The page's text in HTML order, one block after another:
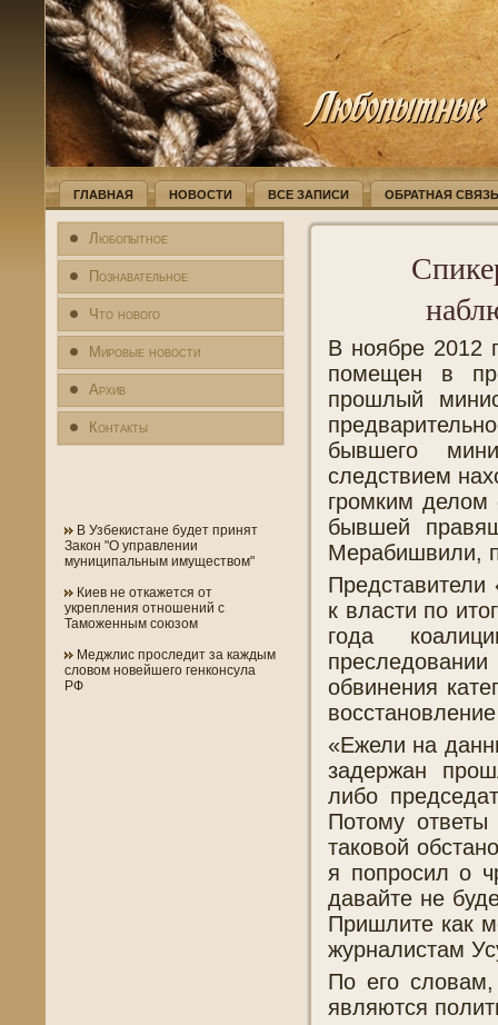
ГЛАВНАЯ НОВОСТИ ВСЕ ЗАПИСИ ОБРАТНАЯ СВЯЗЬ
Любопытное
Познавательное
Что нового
Мировые новости
Архив
Контакты
В Узбекистане будет принят
Закон "О управлении
муниципальным имуществом"
Киев не откажется от
укрепления отношений с
Таможенным союзом
Меджлис проследит за каждым
словом новейшего генконсула
РФ
В ноябре 2012
помещен в
прошлый
бывшего
следствием
громким делом
бывшей
Мерабишвили,
к власти по
года
обвинения
«Ежели на
задержан
либо
Потому
таковой
я попросил о
давайте не
Пришлите как
журналистам
По его
являются